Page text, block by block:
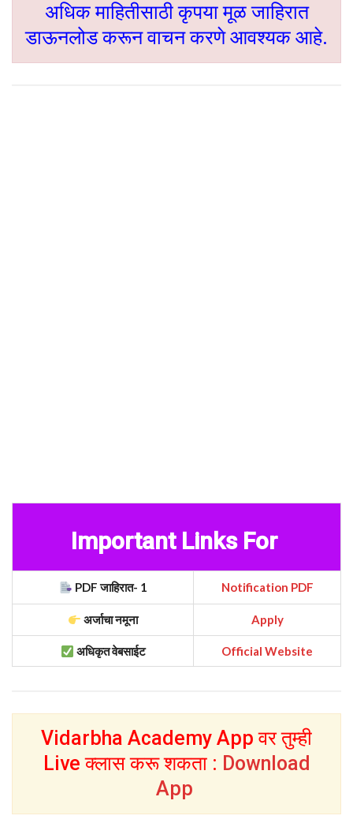
अधिक माहितीसाठी कृपया मूळ जाहिरात
डाऊनलोड करून वाचन करणे आवश्यक आहे.
Important Links For
PDF जाहिरात- 1 Notification PDF
अर्जाचा नमूना Apply
अधिकृत वेबसाईट Official Website
Vidarbha Academy App वर तुम्ही
Live क्लास करू शकता : Download
App